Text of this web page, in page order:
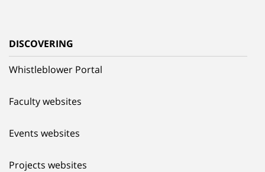
DISCOVERING
Whistleblower Portal
Faculty websites
Events websites
Projects websites